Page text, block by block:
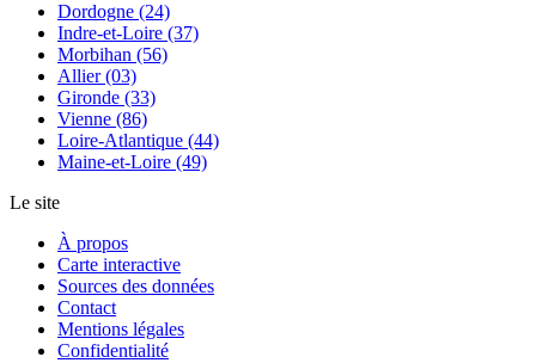
Dordogne (24)
Indre-et-Loire (37)
Morbihan (56)
Allier (03)
Gironde (33)
Vienne (86)
Loire-Atlantique (44)
Maine-et-Loire (49)
Le site
À propos
Carte interactive
Sources des données
Contact
Mentions légales
Confidentialité